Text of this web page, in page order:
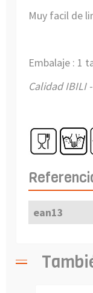
Muy facil de
Embalaje : 1
Calidad IBILI
ean13